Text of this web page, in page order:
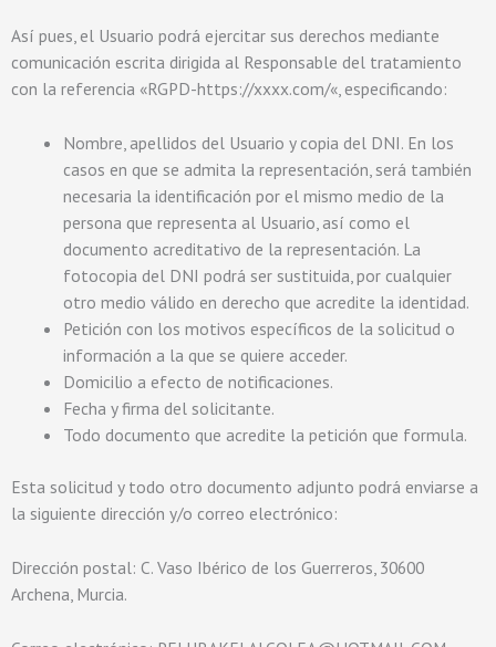
Así pues, el Usuario podrá ejercitar sus derechos mediante
comunicación escrita dirigida al Responsable del tratamiento
con la referencia «RGPD-https://xxxx.com/«, especificando:
Nombre, apellidos del Usuario y copia del DNI. En los
casos en que se admita la representación, será también
necesaria la identificación por el mismo medio de la
persona que representa al Usuario, así como el
documento acreditativo de la representación. La
fotocopia del DNI podrá ser sustituida, por cualquier
otro medio válido en derecho que acredite la identidad.
Petición con los motivos específicos de la solicitud o
información a la que se quiere acceder.
Domicilio a efecto de notificaciones.
Fecha y firma del solicitante.
Todo documento que acredite la petición que formula.
Esta solicitud y todo otro documento adjunto podrá enviarse a
la siguiente dirección y/o correo electrónico:
Dirección postal: C. Vaso Ibérico de los Guerreros, 30600
Archena, Murcia.